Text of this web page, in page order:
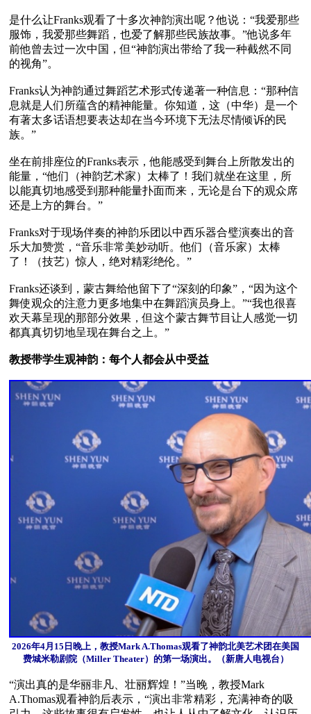
是什么让Franks观看了十多次神韵演出呢？他说：“我爱那些
服饰，我爱那些舞蹈，也爱了解那些民族故事。”他说多年
前他曾去过一次中国，但“神韵演出带给了我一种截然不同
的视角”。
Franks认为神韵通过舞蹈艺术形式传递著一种信息：“那种信
息就是人们所蕴含的精神能量。你知道，这（中华）是一个
有著太多话语想要表达却在当今环境下无法尽情倾诉的民
族。”
坐在前排座位的Franks表示，他能感受到舞台上所散发出的
能量，“他们（神韵艺术家）太棒了！我们就坐在这里，所
以能真切地感受到那种能量扑面而来，无论是台下的观众席
还是上方的舞台。”
Franks对于现场伴奏的神韵乐团以中西乐器合璧演奏出的音
乐大加赞赏，“音乐非常美妙动听。他们（音乐家）太棒
了！（技艺）惊人，绝对精彩绝伦。”
Franks还谈到，蒙古舞给他留下了“深刻的印象”，“因为这个
舞使观众的注意力更多地集中在舞蹈演员身上。”“我也很喜
欢天幕呈现的那部分效果，但这个蒙古舞节目让人感觉一切
都真真切切地呈现在舞台之上。”
教授带学生观神韵：每个人都会从中受益
2026年4月15日晚上，教授Mark A.Thomas观看了神韵北美艺术团在美国
费城米勒剧院（Miller Theater）的第一场演出。（新唐人电视台）
“演出真的是华丽非凡、壮丽辉煌！”当晚，教授Mark
A.Thomas观看神韵后表示，“演出非常精彩，充满神奇的吸